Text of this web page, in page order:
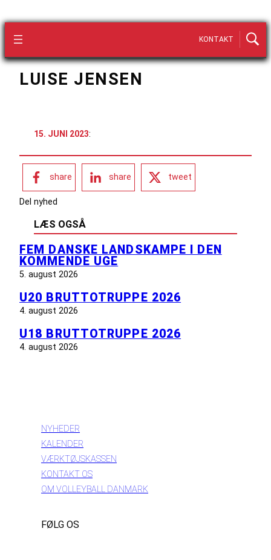
KONTAKT
LUISE JENSEN
15. JUNI 2023:
share share tweet
Del nyhed
LÆS OGSÅ
FEM DANSKE LANDSKAMPE I DEN
KOMMENDE UGE
5. august 2026
U20 BRUTTOTRUPPE 2026
4. august 2026
U18 BRUTTOTRUPPE 2026
4. august 2026
NYHEDER
KALENDER
VÆRKTØJSKASSEN
KONTAKT OS
OM VOLLEYBALL DANMARK
FØLG OS